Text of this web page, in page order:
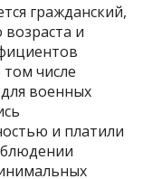
гражданский,
и
числе
военных
и платили